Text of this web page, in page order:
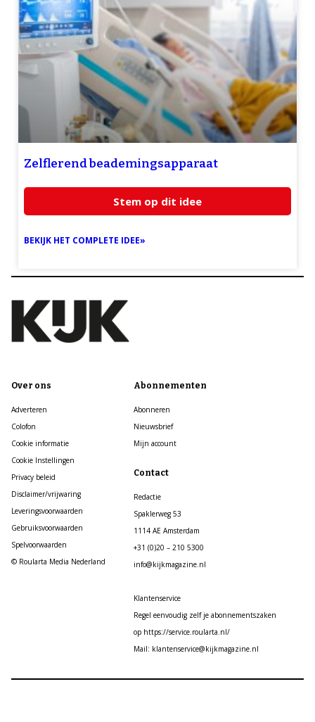
Zelflerend beademingsapparaat
Stem op dit idee
BEKIJK HET COMPLETE IDEE»
Over ons
Adverteren
Colofon
Cookie informatie
Cookie Instellingen
Privacy beleid
Disclaimer/vrijwaring
Leveringsvoorwaarden
Gebruiksvoorwaarden
Spelvoorwaarden
© Roularta Media Nederland
Abonnementen
Abonneren
Nieuwsbrief
Mijn account
Contact
Redactie
Spaklerweg 53
1114 AE Amsterdam
+31 (0)20 – 210 5300
info@kijkmagazine.nl
Klantenservice
Regel eenvoudig zelf je abonnementszaken
op https://service.roularta.nl/
Mail: klantenservice@kijkmagazine.nl